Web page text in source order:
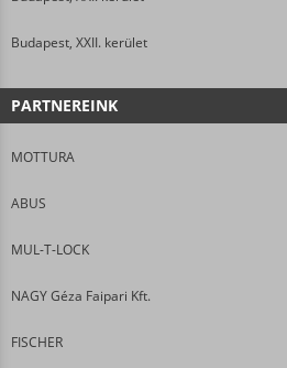
Budapest, XXII. kerület
PARTNEREINK
MOTTURA
ABUS
MUL-T-LOCK
NAGY Géza Faipari Kft.
FISCHER